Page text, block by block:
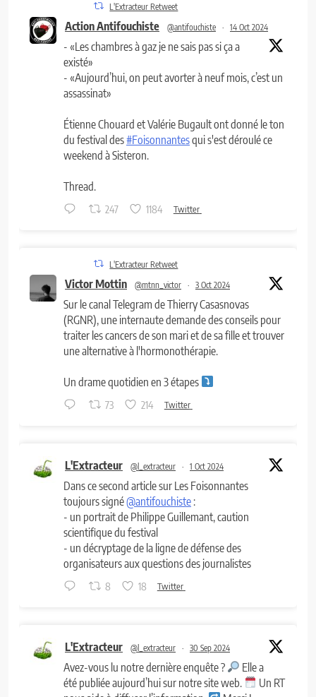
L'Extracteur Retweet
Action Antifouchiste @antifouchiste · 14 Oct 2024
- «Les chambres à gaz je ne sais pas si ça a
existé»
- «Aujourd’hui, on peut avorter à neuf mois, c’est un
assassinat»
Étienne Chouard et Valérie Bugault ont donné le ton
du festival des#Foisonnantesqui s'est déroulé ce
weekend à Sisteron.
Thread.
247 1184 Twitter
L'Extracteur Retweet
Victor Mottin @mtnn_victor · 3 Oct 2024
Sur le canal Telegram de Thierry Casasnovas
(RGNR), une internaute demande des conseils pour
traiter les cancers de son mari et de sa fille et trouver
une alternative à l'hormonothérapie.
Un drame quotidien en 3 étapes
73 214 Twitter
L'Extracteur @l_extracteur · 1 Oct 2024
Dans ce second article sur Les Foisonnantes
toujours signé@antifouchiste :
- un portrait de Philippe Guillemant, caution
scientifique du festival
- un décryptage de la ligne de défense des
organisateurs aux questions des journalistes
8 18 Twitter
L'Extracteur @l_extracteur · 30 Sep 2024
Avez-vous lu notre dernière enquête ?
Elle a
été publiée aujourd’hui sur notre site web.
Un RT